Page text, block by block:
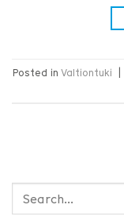
Posted in Valtiontuki